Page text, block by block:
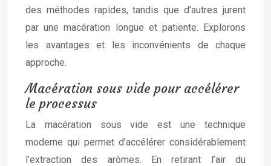
des méthodes rapides, tandis que d’autres jurent
par une macération longue et patiente. Explorons
les avantages et les inconvénients de chaque
approche.
Macération sous vide pour accélérer
le processus
La macération sous vide est une technique
moderne qui permet d’accélérer considérablement
l’extraction des arômes. En retirant l’air du